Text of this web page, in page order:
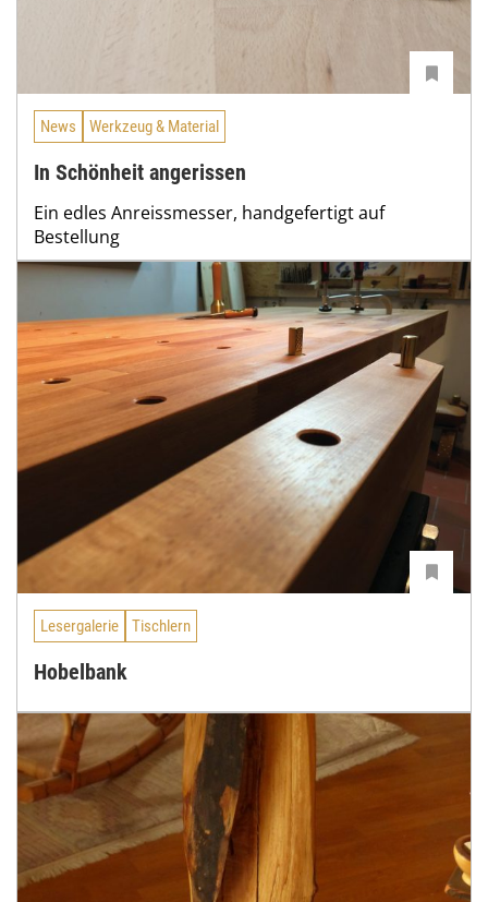
News Werkzeug & Material
In Schönheit angerissen
Ein edles Anreissmesser, handgefertigt auf
Bestellung
Lesergalerie Tischlern
Hobelbank